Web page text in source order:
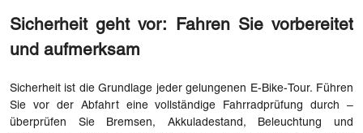
Sicherheit geht vor: Fahren Sie vorbereitet
und aufmerksam
Sicherheit ist die Grundlage jeder gelungenen E-Bike-Tour. Führen
Sie vor der Abfahrt eine vollständige Fahrradprüfung durch –
überprüfen Sie Bremsen, Akkuladestand, Beleuchtung und